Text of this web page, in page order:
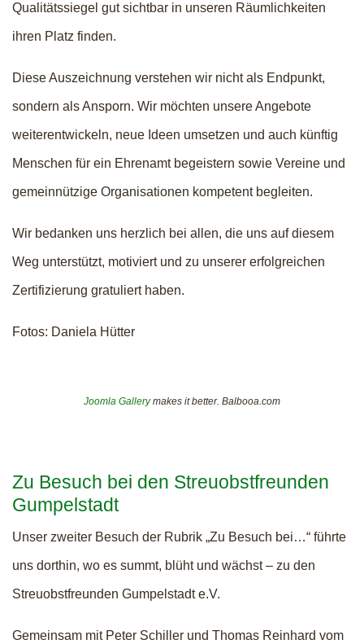
Qualitätssiegel gut sichtbar in unseren Räumlichkeiten
ihren Platz finden.
Diese Auszeichnung verstehen wir nicht als Endpunkt,
sondern als Ansporn. Wir möchten unsere Angebote
weiterentwickeln, neue Ideen umsetzen und auch künftig
Menschen für ein Ehrenamt begeistern sowie Vereine und
gemeinnützige Organisationen kompetent begleiten.
Wir bedanken uns herzlich bei allen, die uns auf diesem
Weg unterstützt, motiviert und zu unserer erfolgreichen
Zertifizierung gratuliert haben.
Fotos: Daniela Hütter
Joomla Gallerymakes it better. Balbooa.com
Zu Besuch bei den Streuobstfreunden
Gumpelstadt
Unser zweiter Besuch der Rubrik „Zu Besuch bei…“ führte
uns dorthin, wo es summt, blüht und wächst – zu den
Streuobstfreunden Gumpelstadt e.V.
Gemeinsam mit Peter Schiller und Thomas Reinhard vom